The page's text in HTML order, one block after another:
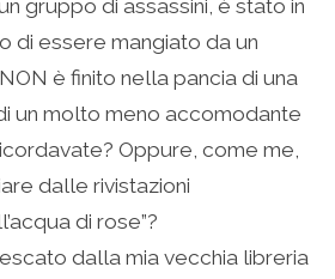
gruppo di assassini, è stato in
di essere mangiato da un
è finito nella pancia di una
un molto meno accomodante
Oppure, come me,
dalle rivistazioni
di rose”?
dalla mia vecchia libreria